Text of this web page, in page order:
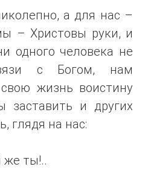
а для нас –
– Христовы руки, и
одного человека не
с Богом, нам
жизнь воистину
заставить и других
глядя на нас:
же ты!..